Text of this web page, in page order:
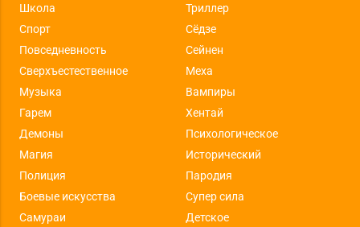
Школа
Триллер
Спорт
Сёдзе
Повседневность
Сейнен
Сверхъестественное
Меха
Музыка
Вампиры
Гарем
Хентай
Демоны
Психологическое
Магия
Исторический
Полиция
Пародия
Боевые искусства
Супер сила
Самураи
Детское